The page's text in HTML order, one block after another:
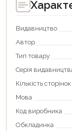
Видавництво
Автор
Тип товару
Серія
Кількість сторінок
Мова
Код виробника
Обкладинка